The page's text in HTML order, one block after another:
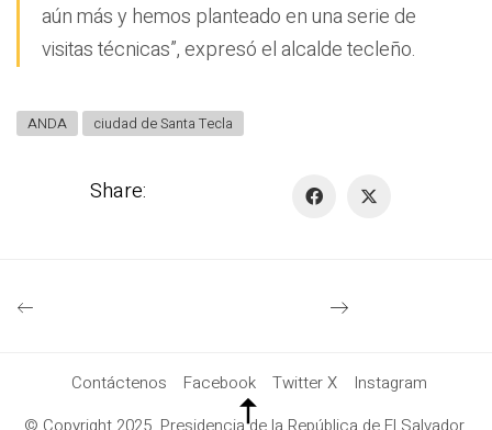
aún más y hemos planteado en una serie de
visitas técnicas”, expresó el alcalde tecleño.
ANDA ciudad de Santa Tecla
Share:
Contáctenos Facebook Twitter X
Instagram
© Copyright 2025. Presidencia de la República de El Salvador.